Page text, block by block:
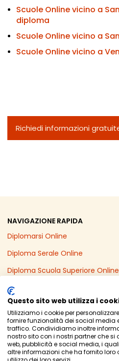
Scuole Online vicino a
diploma
Scuole Online vicino a
Scuole Online vicino a
Richiedi informazioni
NAVIGAZIONE RAPIDA
Diplomarsi Online
Diploma Serale Online
Diploma Scuola Superiore Online
Recupero Anni Scolastici Online
Diploma Online in un Anno
Licenza Media Online
Questo sito web utilizza i
Utilizziamo i cookie per
fornire funzionalità dei social media
traffico. Condividiamo inoltre
nostro sito con i nostri partner che
web, pubblicità e social media, i
altre informazioni che ha fornito